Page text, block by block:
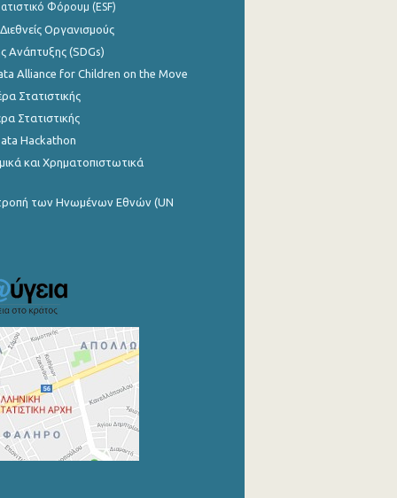
Φόρουμ (ESF)
Οργανισμούς
Ανάπτυξης (SDGs)
Alliance for Children on the Move
Στατιστικής
Στατιστικής
Hackathon
και Χρηματοπιστωτικά
των Ηνωμένων Εθνών (UN